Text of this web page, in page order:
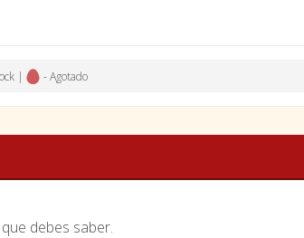
| - Agotado
debes saber.